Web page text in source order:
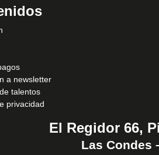
a newsletter
talentos
privacidad
El Regidor 66,
Las Condes